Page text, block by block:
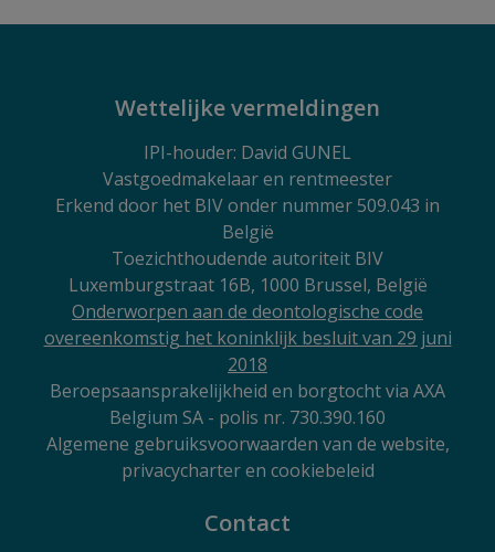
Wettelijke vermeldingen
IPI-houder: David GUNEL
Vastgoedmakelaar en rentmeester
Erkend door het BIV onder nummer 509.043 in
België
Toezichthoudende autoriteit BIV
Luxemburgstraat 16B, 1000 Brussel, België
Onderworpen aan de deontologische code
overeenkomstig het koninklijk besluit van 29 juni
2018
Beroepsaansprakelijkheid en borgtocht via AXA
Belgium SA - polis nr. 730.390.160
Algemene gebruiksvoorwaarden van de website,
privacycharter en cookiebeleid
Contact